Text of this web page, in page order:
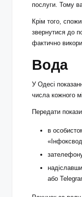
послуги. Тому
Крім того,
звернутися до
фактично
Вода
У Одесі
числа кожного
Передати
в
або